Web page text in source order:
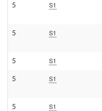
5 S1
5 S1
5 S1
5 S1
5 S1